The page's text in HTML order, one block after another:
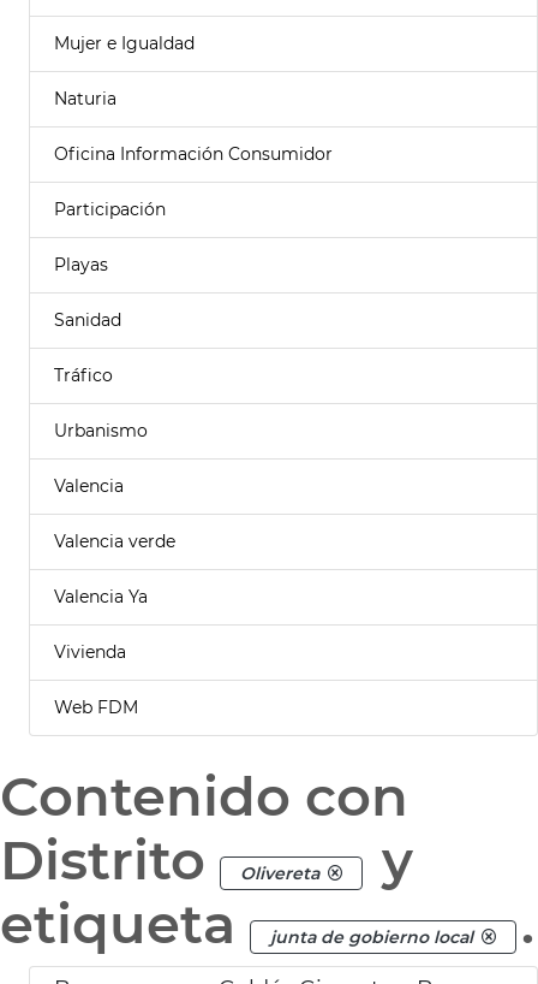
Mujer e Igualdad
Naturia
Oficina Información Consumidor
Participación
Playas
Sanidad
Tráfico
Urbanismo
Valencia
Valencia verde
Valencia Ya
Vivienda
Web FDM
Contenido con
Distrito
Olivereta
y
etiqueta
junta de gobierno local .